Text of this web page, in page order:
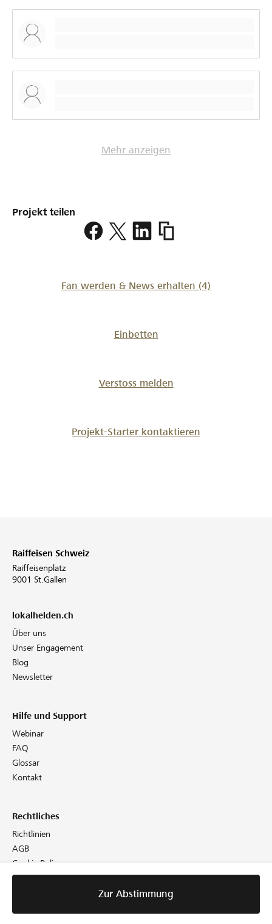
Mehr anzeigen
Projekt teilen
https://
Fan werden & News erhalten (4)
Einbetten
Verstoss melden
Projekt-Starter kontaktieren
Zur Abstimmung
Raiffeisen Schweiz
Raiffeisenplatz
9001 St.Gallen
lokalhelden.ch
Über uns
Unser Engagement
Blog
Newsletter
Hilfe und Support
Webinar
FAQ
Glossar
Kontakt
Rechtliches
Richtlinien
AGB
Cookie Policy
Datenschutz